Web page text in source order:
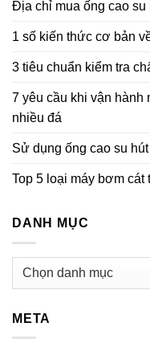
Địa chỉ mua ống cao su
1 số kiến thức cơ bản
3 tiêu chuẩn kiểm tra
7 yêu cầu khi vận hành
nhiều đá
Sử dụng ống cao su
Top 5 loại máy bơm cát
DANH MỤC
Danh
META